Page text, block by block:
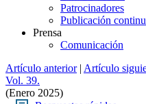
Patrocinadores
Publicación
Prensa
Comunicación
Artículo anterior| Artículo
Vol. 39.
(Enero 2025)